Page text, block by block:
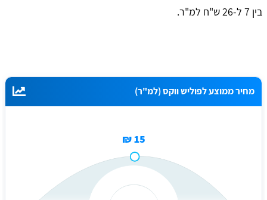
בין 7 ל-26 ש"ח למ"ר.
מחיר ממוצע לפוליש ווקס (למ"ר)
15 ₪